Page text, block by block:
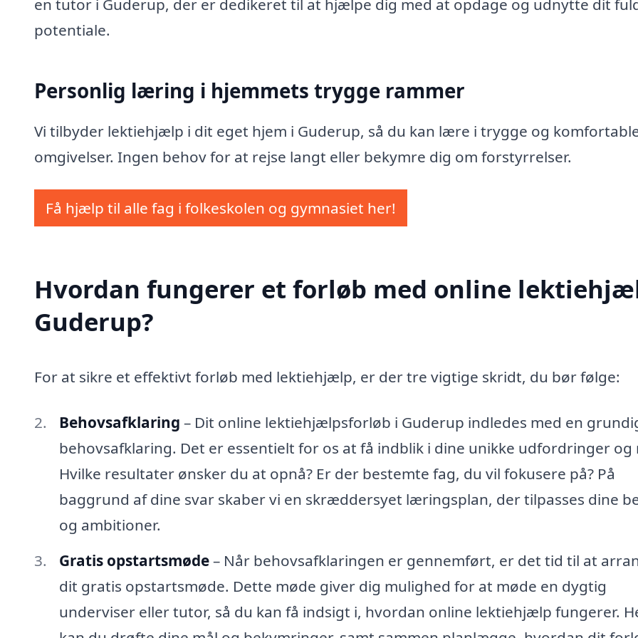
en tutor i Guderup, der er dedikeret til at hjælpe dig med at opdage og udnytte dit
potentiale.
Personlig læring i hjemmets trygge rammer
Vi tilbyder lektiehjælp i dit eget hjem i Guderup, så du kan lære i trygge og
omgivelser. Ingen behov for at rejse langt eller bekymre dig om forstyrrelser.
Få hjælp til alle fag i folkeskolen og gymnasiet her!
Hvordan fungerer et forløb med online
Guderup?
For at sikre et effektivt forløb med lektiehjælp, er der tre vigtige skridt, du bør følge:
Behovsafklaring – Dit online lektiehjælpsforløb i Guderup indledes med en
behovsafklaring. Det er essentielt for os at få indblik i dine unikke udfordringer og
Hvilke resultater ønsker du at opnå? Er der bestemte fag, du vil fokusere på? På
baggrund af dine svar skaber vi en skræddersyet læringsplan, der tilpasses dine
og ambitioner.
Gratis opstartsmøde– Når behovsafklaringen er gennemført, er det tid til at
dit gratis opstartsmøde. Dette møde giver dig mulighed for at møde en dygtig
underviser eller tutor, så du kan få indsigt i, hvordan online lektiehjælp fungerer.